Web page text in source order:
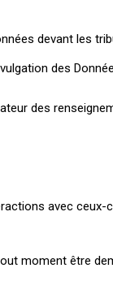
devant les
des
des
avec
moment être